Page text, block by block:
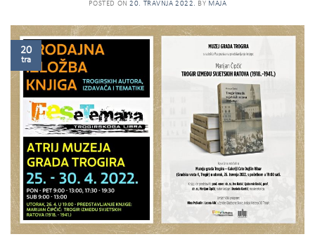
POSTED ON20. TRAVNJA 2022. BY MAJA
20
tra